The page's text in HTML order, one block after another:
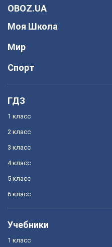
OBOZ.UA
Моя Школа
Мир
Спорт
ГДЗ
1 класс
2 класс
3 класс
4 класс
5 класс
6 класс
Учебники
1 класс